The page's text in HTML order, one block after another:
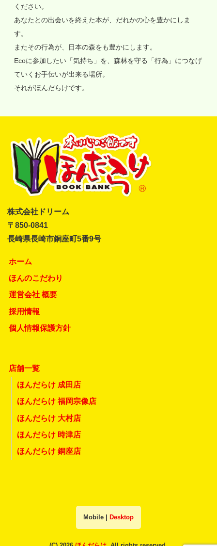
ください。
あなたとの出会いを終えた本が、だれかの心を豊かにしま
す。
またその行為が、日本の森をも豊かにします。
Ecoに参加したい「気持ち」を、森林を守る「行為」につなげ
ていくお手伝いが出来る場所。
それがほんだらけです。
株式会社ドリーム
〒850-0841
長崎県長崎市銅座町5番9号
ホーム
ほんのこだわり
運営会社 概要
採用情報
個人情報保護方針
店舗一覧
ほんだらけ 成田店
ほんだらけ 福岡宗像店
ほんだらけ 大村店
ほんだらけ 時津店
ほんだらけ 銅座店
Mobile | Desktop